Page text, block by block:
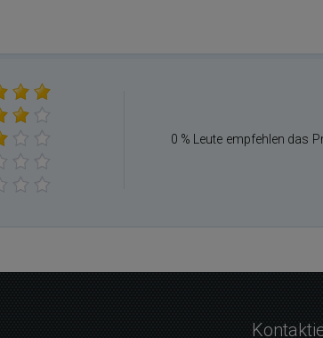
0 % Leute empfehlen das